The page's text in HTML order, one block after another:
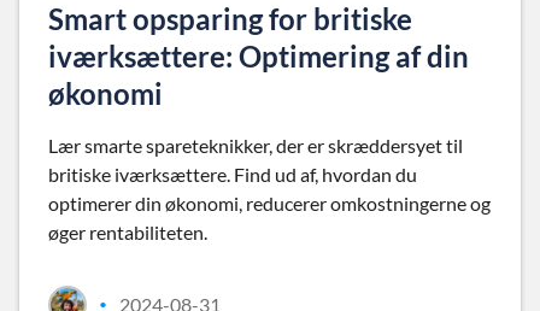
Smart opsparing for britiske
iværksættere: Optimering af din
økonomi
Lær smarte spareteknikker, der er skræddersyet til
britiske iværksættere. Find ud af, hvordan du
optimerer din økonomi, reducerer omkostningerne og
øger rentabiliteten.
• 2024-08-31